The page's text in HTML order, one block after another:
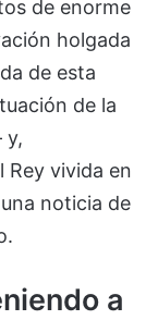
de enorme
holgada
de esta
de la
y,
Rey vivida en
noticia de
a